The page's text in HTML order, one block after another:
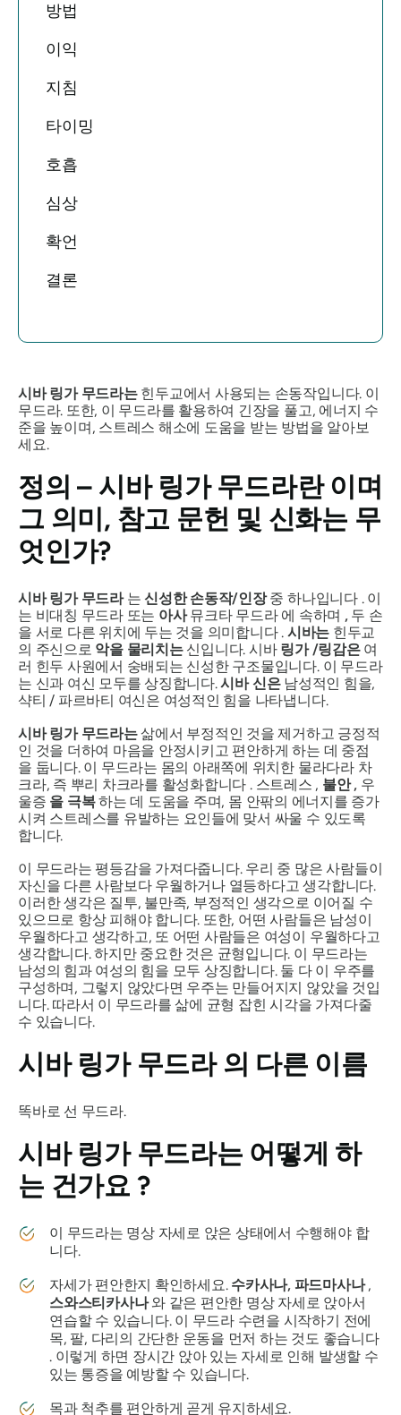
방법
이익
지침
타이밍
호흡
심상
확언
결론
시바 링가 무드라는힌두교에서 사용되는 손동작입니다. 이
무드라. 또한, 이 무드라를 활용하여 긴장을 풀고, 에너지 수
준을 높이며, 스트레스 해소에 도움을 받는 방법을 알아보
세요.
정의 – 시바 링가 무드라란이며
그 의미, 참고 문헌 및 신화는 무
엇인가?
시바 링가 무드라는신성한 손동작/인장중 하나입니다 . 이
는 비대칭 무드라또는 아사뮤크타 무드라에 속하며 ,두 손
을 서로 다른 위치에 두는 것을 의미합니다 . 시바는 힌두교
의 주신으로 악을 물리치는신입니다. 시바 링가 /링감은여
러 힌두 사원에서 숭배되는 신성한 구조물입니다. 이 무드라
는 신과 여신 모두를 상징합니다.시바 신은남성적인 힘을,
샥티 / 파르바티 여신은 여성적인 힘을 나타냅니다.
시바 링가 무드라는삶에서 부정적인 것을 제거하고 긍정적
인 것을 더하여 마음을 안정시키고 편안하게 하는 데 중점
을 둡니다. 이 무드라는 몸의 아래쪽에 위치한 물라다라 차
크라, 즉 뿌리 차크라를 활성화합니다 . 스트레스 , 불안 ,우
울증 을 극복하는 데 도움을 주며, 몸 안팎의 에너지를 증가
시켜 스트레스를 유발하는 요인들에 맞서 싸울 수 있도록
합니다.
이 무드라는 평등감을 가져다줍니다. 우리 중 많은 사람들이
자신을 다른 사람보다 우월하거나 열등하다고 생각합니다.
이러한 생각은 질투, 불만족, 부정적인 생각으로 이어질 수
있으므로 항상 피해야 합니다. 또한, 어떤 사람들은 남성이
우월하다고 생각하고, 또 어떤 사람들은 여성이 우월하다고
생각합니다. 하지만 중요한 것은 균형입니다. 이 무드라는
남성의 힘과 여성의 힘을 모두 상징합니다. 둘 다 이 우주를
구성하며, 그렇지 않았다면 우주는 만들어지지 않았을 것입
니다. 따라서 이 무드라를 삶에 균형 잡힌 시각을 가져다줄
수 있습니다.
시바 링가 무드라의 다른 이름
똑바로 선 무드라.
시바 링가 무드라는 어떻게 하
는 건가요 ?
이 무드라는 명상 자세로 앉은 상태에서 수행해야 합
니다.
자세가 편안한지 확인하세요. 수카사나, 파드마사나,
스와스티카사나와 같은 편안한 명상 자세로 앉아서
연습할 수 있습니다. 이 무드라수련을 시작하기 전에
목, 팔, 다리의 간단한 운동을 먼저 하는 것도 좋습니다
. 이렇게 하면 장시간 앉아 있는 자세로 인해 발생할 수
있는 통증을 예방할 수 있습니다.
목과 척추를 편안하게 곧게 유지하세요.